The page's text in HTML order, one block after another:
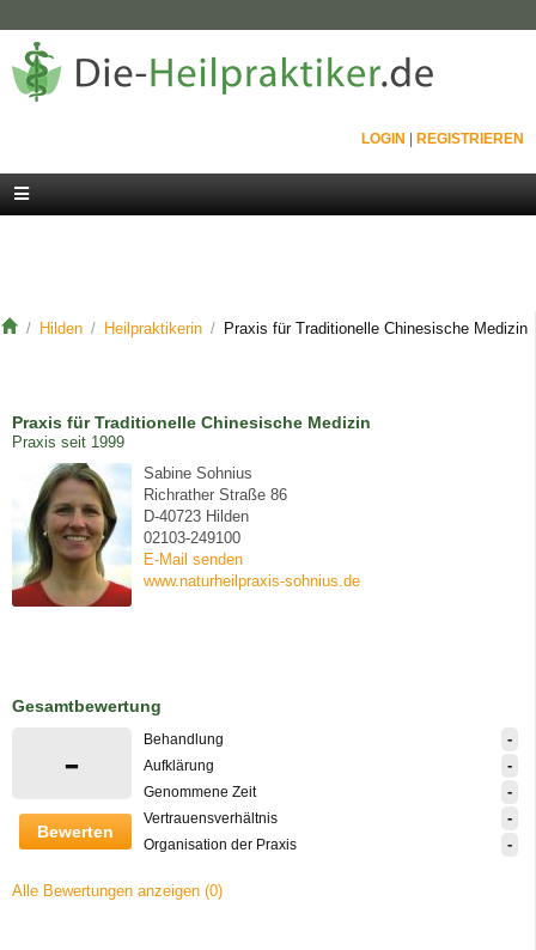
LOGIN REGISTRIEREN
Hilden Heilpraktikerin Praxis für Traditionelle Chinesische Medizin
Praxis für Traditionelle Chinesische Medizin
Praxis seit 1999
Sabine Sohnius
Richrather Straße 86
D-40723 Hilden
02103-249100
E-Mail senden
www.naturheilpraxis-sohnius.de
Gesamtbewertung
-
Bewerten
Behandlung -
Aufklärung -
Genommene Zeit -
Vertrauensverhältnis -
Organisation der Praxis -
Alle Bewertungen anzeigen (0)